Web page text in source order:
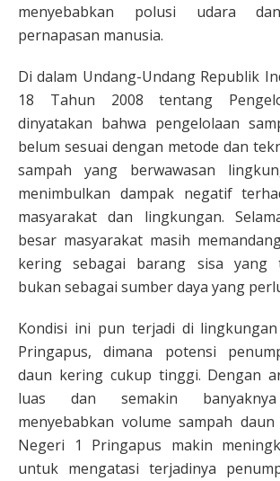
menyebabkan polusi udara
pernapasan manusia.
Di dalam Undang-Undang Republik
18 Tahun 2008 tentang
dinyatakan bahwa pengelolaan
belum sesuai dengan metode dan
sampah yang berwawasan
menimbulkan dampak negatif
masyarakat dan lingkungan.
besar masyarakat masih
kering sebagai barang sisa yang
bukan sebagai sumber daya yang
Kondisi ini pun terjadi di
Pringapus, dimana potensi
daun kering cukup tinggi. Dengan
luas dan semakin banyaknya
menyebabkan volume sampah
Negeri 1 Pringapus makin
untuk mengatasi terjadinya